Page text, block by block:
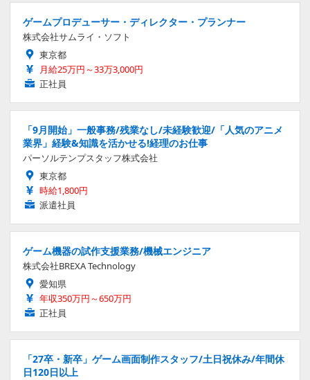
ゲームプロデューサー・ディレクター・プランナー
株式会社サムライ・ソフト
東京都
月給25万円～33万3,000円
正社員
「9月開始」一般事務/残業なし/未経験歓迎/「人気のアニメ
業界」経験&知識を活かせる!経理のお仕事
パーソルテンプスタッフ株式会社
東京都
時給1,800円
派遣社員
ゲーム機器の試作支援業務/機械エンジニア
株式会社BREXA Technology
愛知県
年収350万円～650万円
正社員
「27卒・新卒」ゲーム画面制作スタッフ/土日祝休み/年間休
日120日以上